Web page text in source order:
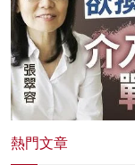
熱門文章